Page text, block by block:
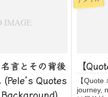
言とその背後
(Pele’s Quotes
【
【
journey,